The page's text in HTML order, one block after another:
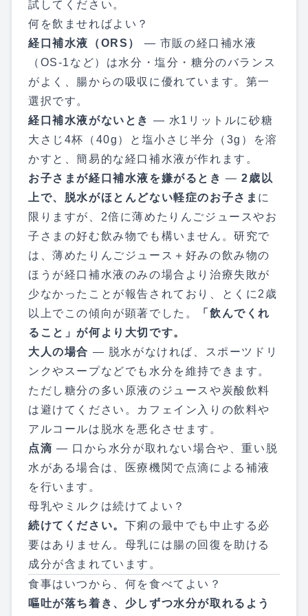
試してください。
何を飲ませればよい？
経口補水液（ORS）
— 市販の経口補水液
（OS-1など）は水分・塩分・糖分のバランス
がよく、腸からの吸収に優れています。第一
選択です。
経口補水液がないとき — 水1リットルに砂糖
大さじ4杯（40g）と塩小さじ半分（3g）を溶
かすと、簡易的な経口補水液が作れます。
お子さまが経口補水液を嫌がるとき —2歳以
上で、脱水がほとんどない軽症のお子さま に
限りますが、2倍に薄めたりんごジュースやお
子さまの好む飲み物でも構いません。研究で
は、薄めたりんごジュース＋好みの飲み物の
ほうが経口補水液のみの場合より治療失敗が
少なかったことが報告されており、とくに2歳
以上でこの傾向が顕著でした。
「飲んでくれ
ること」が何より大切です。
大人の場合 — 脱水がなければ、スポーツドリ
ンクやスープなどでも水分を維持できます。
ただし糖分の多い原液のジュースや炭酸飲料
は避けてください。カフェイン入りの飲料や
アルコールは脱水を悪化させます。
点滴 — 口から水分が取れない場合や、重い脱
水がある場合は、医療機関で点滴による補液
を行います。
母乳やミルクは続けてよい？
続けてください。 下痢の最中でも中止する必
要はありません。母乳には腸の回復を助ける
成分が含まれています。
食事はいつから、何を食べてよい？
嘔吐が落ち着き、少しずつ水分が取れるよう